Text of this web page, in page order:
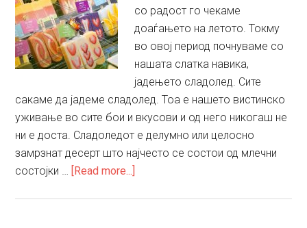
со радост го чекаме
доаѓањето на летото. Токму
во овој период почнуваме со
нашата слатка навика,
јадењето сладолед. Сите
сакаме да јадеме сладолед. Тоа е нашето вистинско
уживање во сите бои и вкусови и од него никогаш не
ни е доста. Сладоледот е делумно или целосно
замрзнат десерт што најчесто се состои од млечни
состојки … [Read more...]